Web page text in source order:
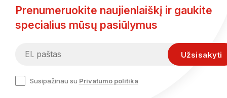
Prenumeruokite naujienlaiškį ir gaukite
specialius mūsų pasiūlymus
Susipažinau su Privatumo politika